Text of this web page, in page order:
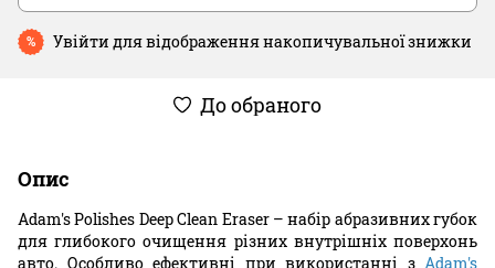
% Увійти для відображення накопичувальної знижки
До обраного
Опис
Adam's Polishes Deep Clean Eraser – набір абразивних губок
для глибокого очищення різних внутрішніх поверхонь
авто. Особливо ефективні при використанні з Adam's